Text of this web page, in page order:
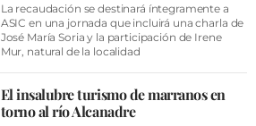
La recaudación se destinará íntegramente a
ASIC en una jornada que incluirá una charla de
José María Soria y la participación de Irene
Mur, natural de la localidad
El insalubre turismo de marranos en
torno al río Alcanadre